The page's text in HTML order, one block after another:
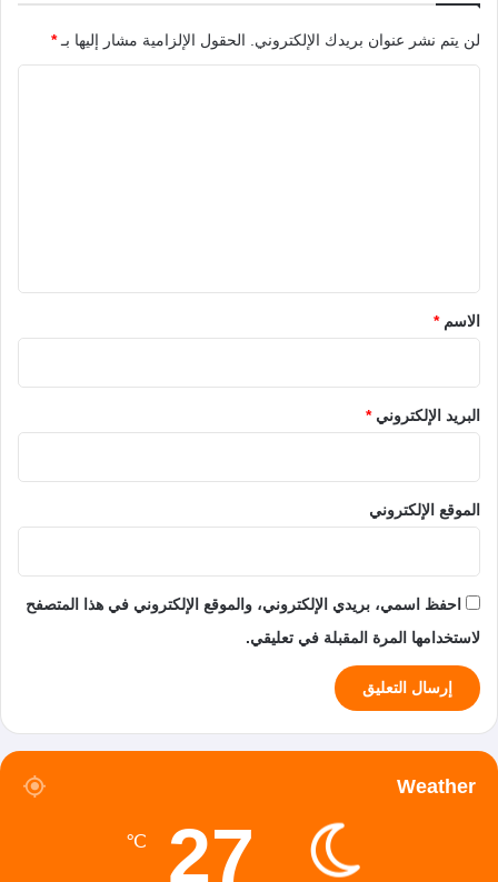
لن يتم نشر عنوان بريدك الإلكتروني. الحقول الإلزامية مشار إليها بـ*
*الاسم*
البريد الإلكتروني*
الموقع الإلكتروني
احفظ اسمي، بريدي الإلكتروني، والموقع الإلكتروني في هذا المتصفح
لاستخدامها المرة المقبلة في تعليقي.
Weather
27
℃